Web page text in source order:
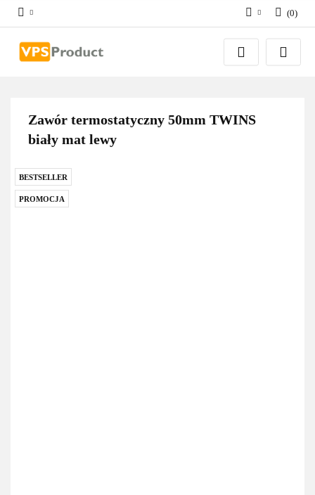
Zaloguj się
Zarejestruj się
(0)
Zawór termostatyczny 50mm TWINS
biały mat lewy
BESTSELLER
PROMOCJA